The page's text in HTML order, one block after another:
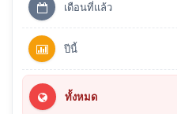
เดือนที่แล้ว
ปีนี้
ทั้งหมด